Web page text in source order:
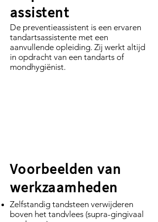
assistent
De preventieassistent is een ervaren
tandartsassistente met een
aanvullende opleiding. Zij werkt altijd
in opdracht van een tandarts of
mondhygiënist.
Voorbeelden van
werkzaamheden
Zelfstandig tandsteen verwijderen
boven het tandvlees (supra-gingivaal